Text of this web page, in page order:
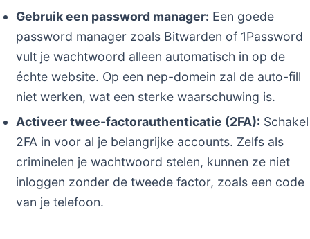
Gebruik een password manager: Een goede
password manager zoals Bitwarden of 1Password
vult je wachtwoord alleen automatisch in op de
échte website. Op een nep-domein zal de auto-fill
niet werken, wat een sterke waarschuwing is.
Activeer twee-factorauthenticatie (2FA): Schakel
2FA in voor al je belangrijke accounts. Zelfs als
criminelen je wachtwoord stelen, kunnen ze niet
inloggen zonder de tweede factor, zoals een code
van je telefoon.